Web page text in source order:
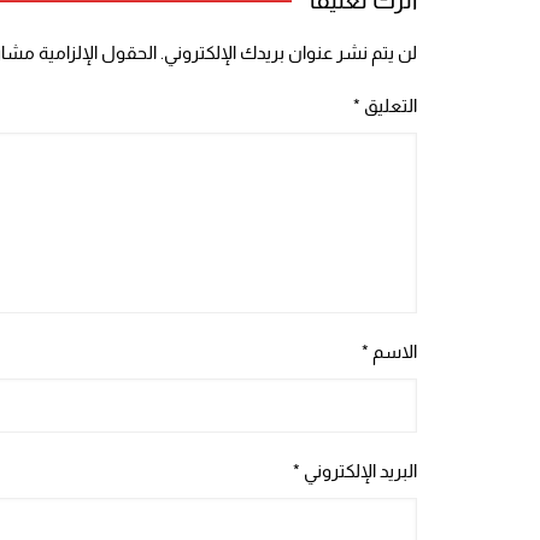
لن يتم نشر عنوان بريدك الإلكتروني. الحقول الإلزامية مشار
التعليق *
الاسم *
البريد الإلكتروني *